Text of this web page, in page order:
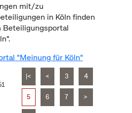
mit/zu
in Köln finden
Beteiligungsportal
"Meinung für Köln"
|< < 3 4
5 6 7 >